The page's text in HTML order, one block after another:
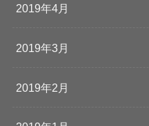
2019年4月
2019年3月
2019年2月